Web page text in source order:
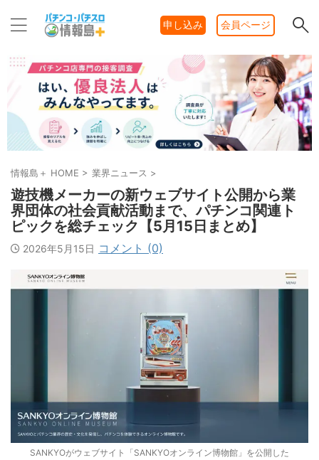
申し込み 会員ページ
情報島＋ HOME > 業界ニュース >
遊技機メーカーの新ウェブサイト公開から業
界団体の社会貢献活動まで、パチンコ関連ト
ピックを総チェック【5月15日まとめ】
2026年5月15日 コメント (0)
SANKYOがウェブサイト「SANKYOオンライン博物館」を公開した